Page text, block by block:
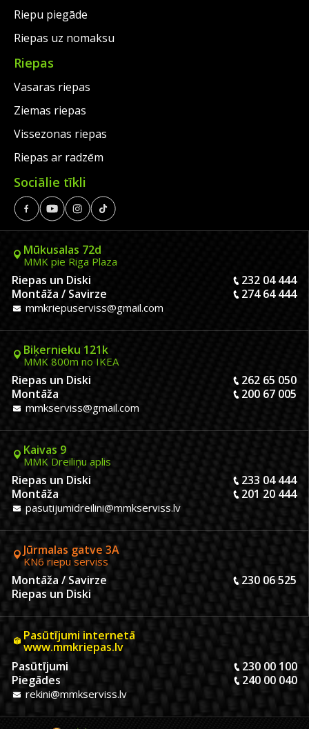
Riepu piegāde
Riepas uz nomaksu
Riepas
Vasaras riepas
Ziemas riepas
Vissezonas riepas
Riepas ar radzēm
Sociālie tīkli
Mūkusalas 72d
MMK pie Riga Plaza
Riepas un Diski
232 04 444
Montāža / Savirze
274 64 444
mmkriepuserviss@gmail.com
Biķernieku 121k
MMK 800m no IKEA
Riepas un Diski
262 65 050
Montāža
200 67 005
mmkserviss@gmail.com
Kaivas 9
MMK Dreiliņu aplis
Riepas un Diski
233 04 444
Montāža
201 20 444
pasutijumidreilini@mmkserviss.lv
Jūrmalas gatve 3A
KN6 riepu serviss
Montāža / Savirze
230 06 525
Riepas un Diski
Pasūtījumi internetā
www.mmkriepas.lv
Pasūtījumi
230 00 100
Piegādes
240 00 040
rekini@mmkserviss.lv